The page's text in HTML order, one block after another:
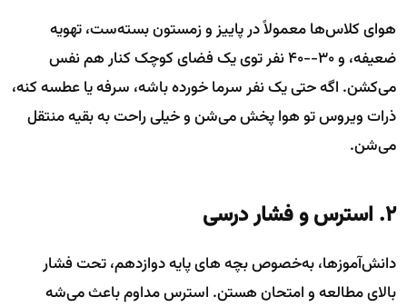
هوای کلاس‌ها معمولاً در پاییز و زمستون بسته‌ست، تهویه
ضعیفه، و ۳۰--۴۰ نفر توی یک فضای کوچک کنار هم نفس
می‌کشن. اگه حتی یک نفر سرما خورده باشه، سرفه یا عطسه کنه،
ذرات ویروس تو هوا پخش می‌شن و خیلی راحت به بقیه منتقل
می‌شن.
۲. استرس و فشار درسی
دانش‌آموزها، به‌خصوص بچه های پایه دوازدهم، تحت فشار
بالای مطالعه و امتحان هستن. استرس مداوم باعث می‌شه